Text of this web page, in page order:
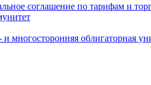
соглашение по тарифам и
и многосторонняя облигаторная